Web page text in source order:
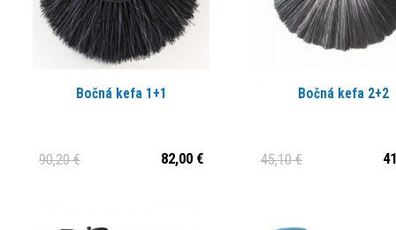
Bočná kefa 1+1
82,00 €
90,20 €
Bočná kefa 2+2
45,10 €